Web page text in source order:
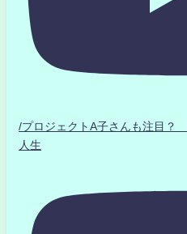
/プロジェクトA子さんも注目？
人生